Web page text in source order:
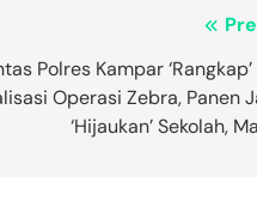
Polres Kampar ‘Rangkap’
Operasi Zebra, Panen
‘Hijaukan’ Sekolah,